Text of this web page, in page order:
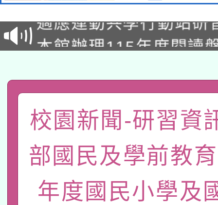
招甄選結果公告(無人
招)
本館辦理115年度閱讀
礎課程
「數位內容與教學軟體
有關大陸委員會函釋公
薪期間赴陸應申請許可
轉知經濟部水利署委託
業技術研究院辦理「
115年8月22日(星期六
校園新聞-研習資
部國民及學前教
年度國民小學及